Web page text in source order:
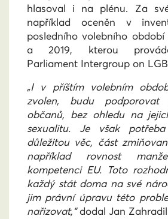
hlasoval i na plénu. Za
například oceněn v
posledního volebního
a 2019, kterou
Parliament Intergroup on
„I v příštím volebním
zvolen, budu podporovat
občanů, bez ohledu na
sexualitu. Je však
důležitou věc, část
například rovnost
kompetenci EU. Toto
každý stát doma na své
jim právní úpravu této
nařizovat,“dodal Jan